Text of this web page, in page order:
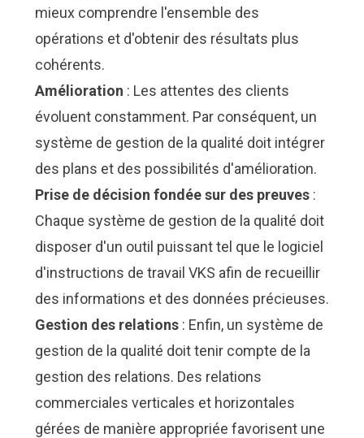
mieux comprendre l'ensemble des
opérations et d'obtenir des résultats plus
cohérents.
Amélioration : Les attentes des clients
évoluent constamment. Par conséquent, un
système de gestion de la qualité doit intégrer
des plans et des possibilités d'amélioration.
Prise de décision fondée sur des preuves:
Chaque système de gestion de la qualité doit
disposer d'un outil puissant tel que le logiciel
d'instructions de travail VKS afin de recueillir
des informations et des données précieuses.
Gestion des relations: Enfin, un système de
gestion de la qualité doit tenir compte de la
gestion des relations. Des relations
commerciales verticales et horizontales
gérées de manière appropriée favorisent une